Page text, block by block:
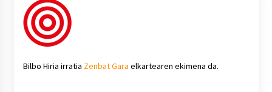
Bilbo Hiria irratia Zenbat Gara elkartearen ekimena da.